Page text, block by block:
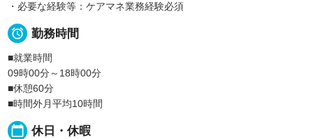
・必要な経験等：ケアマネ業務経験必須
 勤務時間
■就業時間
09時00分～18時00分
■休憩60分
■時間外月平均10時間
calendar_today 休日・休暇